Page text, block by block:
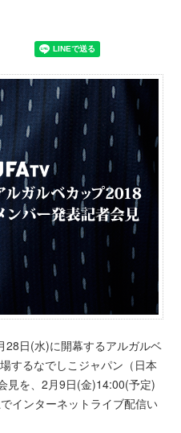
28日(水)に開幕するアルガルベ
するなでしこジャパン（日本
見を、2月9日(金)14:00(予定)
インターネットライブ配信い